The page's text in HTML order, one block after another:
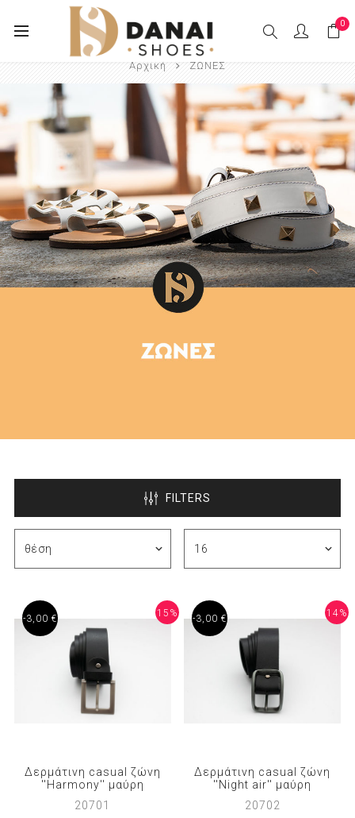
0
Αρχική ΖΩΝΕΣ
FILTERS
15%
-3,00 €
Δερμάτινη casual ζώνη
''Harmony'' μαύρη
20701
14%
-3,00 €
Δερμάτινη casual ζώνη
''Night air'' μαύρη
20702